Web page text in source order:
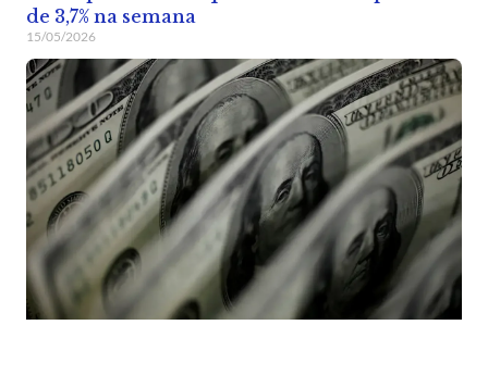
de 3,7% na semana
15/05/2026